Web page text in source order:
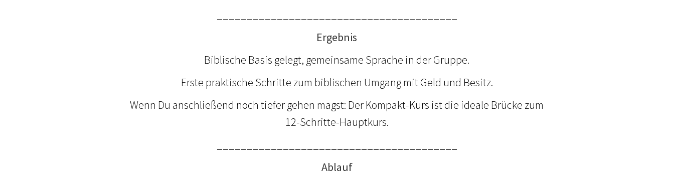
Ergebnis
Biblische Basis gelegt, gemeinsame Sprache in der Gruppe.
Erste praktische Schritte zum biblischen Umgang mit Geld und Besitz.
Wenn Du anschließend noch tiefer gehen magst: Der Kompakt-Kurs ist die ideale Brücke zum
12-Schritte-Hauptkurs.
Ablauf